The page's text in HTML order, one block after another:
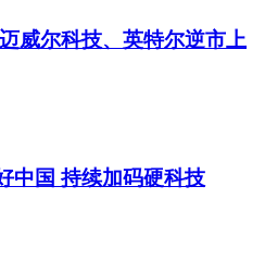
威尔科技、英特尔逆市上
中国 持续加码硬科技